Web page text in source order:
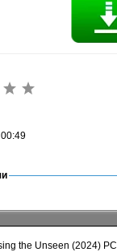
the Unseen (2024) PC